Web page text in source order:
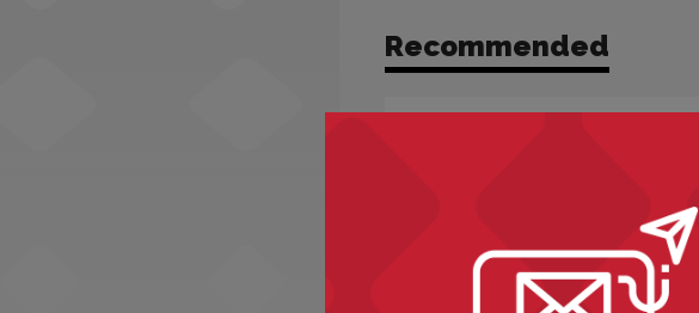
Recommended